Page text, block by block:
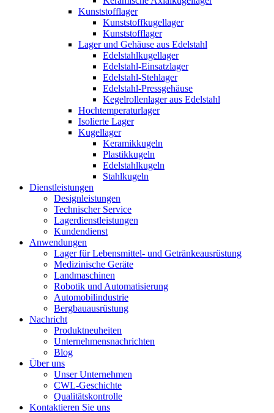
Kunststofflager
Kunststoffkugellager
Kunststofflager
Lager und Gehäuse aus Edelstahl
Edelstahlkugellager
Edelstahl-Einsatzlager
Edelstahl-Stehlager
Edelstahl-Pressgehäuse
Kegelrollenlager aus Edelstahl
Hochtemperaturlager
Isolierte Lager
Kugellager
Keramikkugeln
Plastikkugeln
Edelstahlkugeln
Stahlkugeln
Dienstleistungen
Designleistungen
Technischer Service
Lagerdienstleistungen
Kundendienst
Anwendungen
Lager für Lebensmittel- und Getränkeausrüstung
Medizinische Geräte
Landmaschinen
Robotik und Automatisierung
Automobilindustrie
Bergbauausrüstung
Nachricht
Produktneuheiten
Unternehmensnachrichten
Blog
Über uns
Unser Unternehmen
CWL-Geschichte
Qualitätskontrolle
Kontaktieren Sie uns